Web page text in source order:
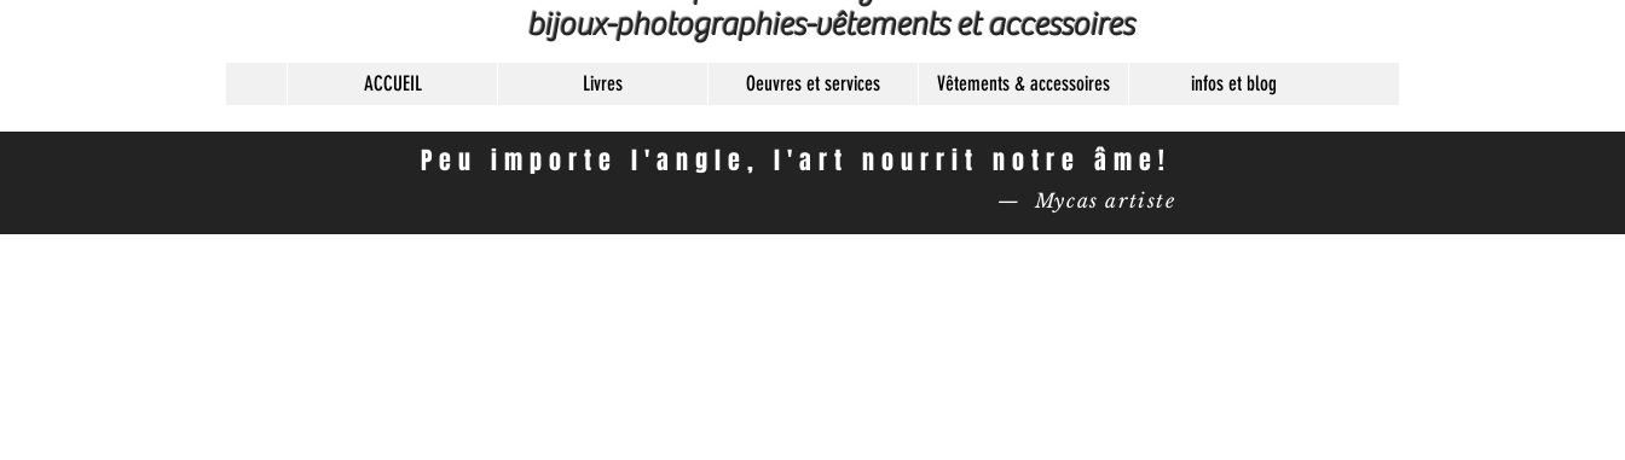
bijoux-photographies-vêtements et accessoires
ACCUEIL Livres Oeuvres et services Vêtements & accessoires infos et blog
Peu importe l'angle, l'art nourrit notre âme!
— Mycas artiste